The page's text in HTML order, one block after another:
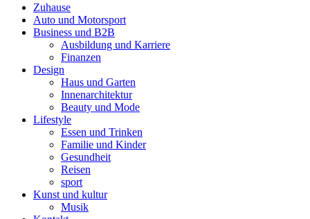
Zuhause
Auto und Motorsport
Business und B2B
Ausbildung und Karriere
Finanzen
Design
Haus und Garten
Innenarchitektur
Beauty und Mode
Lifestyle
Essen und Trinken
Familie und Kinder
Gesundheit
Reisen
sport
Kunst und kultur
Musik